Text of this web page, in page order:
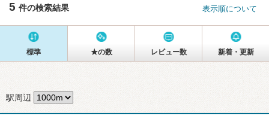
5 件の検索結果 表示順について
標準 ★の数 レビュー数 新着・更新
駅周辺